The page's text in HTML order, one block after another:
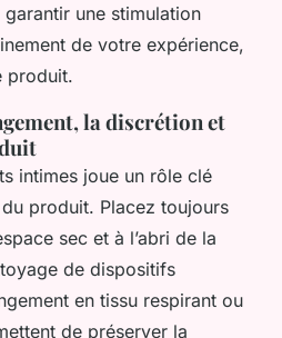
une stimulation
de votre expérience,
produit.
la discrétion et
intimes joue un rôle clé
produit. Placez toujours
sec et à l’abri de la
de dispositifs
en tissu respirant ou
de préserver la